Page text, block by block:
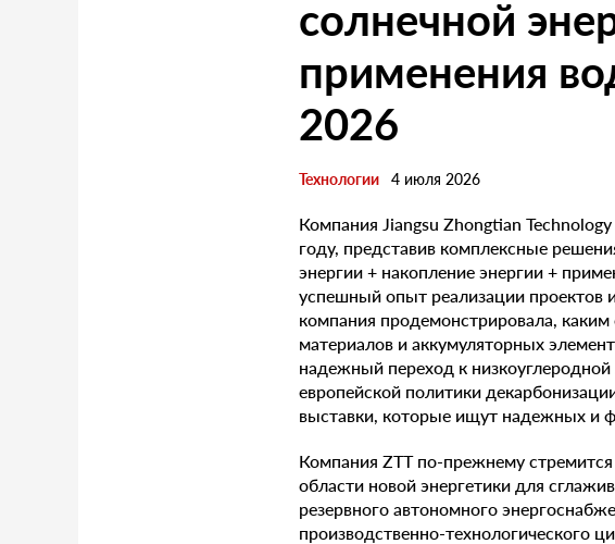
солнечной
применения
2026
Технологии 4 июля 2026
Компания Jiangsu Zhongtian
году, представив комплексные
энергии + накопление энергии +
успешный опыт реализации проектов
компания продемонстрировала,
материалов и аккумуляторных
надежный переход к
европейской политики
выставки, которые ищут надежных и
Компания ZTT по-прежнему
области новой энергетики для
резервного автономного
производственно-технологического